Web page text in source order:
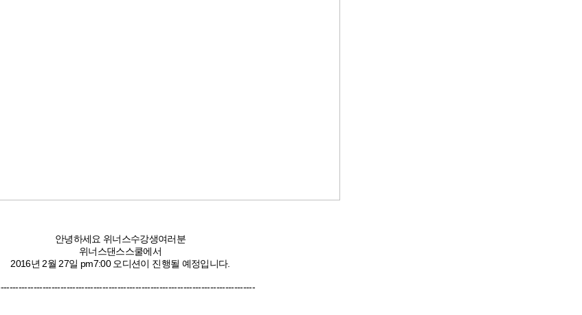
안녕하세요 위너스수강생여러분
위너스댄스스쿨에서
2016년 2월 27일 pm7:00오디션이 진행될 예정입니다.